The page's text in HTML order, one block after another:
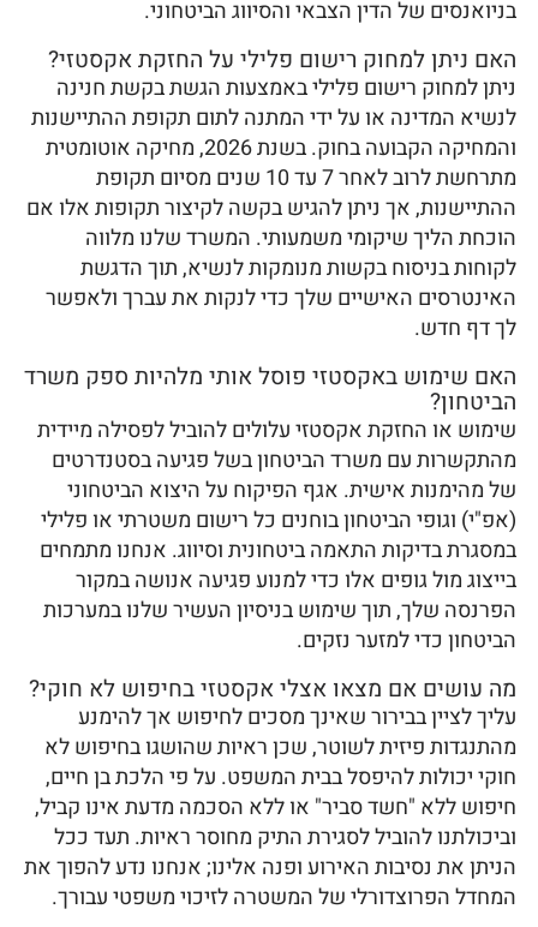
בניואנסים של הדין הצבאי והסיווג הביטחוני.
האם ניתן למחוק רישום פלילי על החזקת אקסטזי?
ניתן למחוק רישום פלילי באמצעות הגשת בקשת חנינה
לנשיא המדינה או על ידי המתנה לתום תקופת ההתיישנות
והמחיקה הקבועה בחוק. בשנת 2026, מחיקה אוטומטית
מתרחשת לרוב לאחר 7 עד 10 שנים מסיום תקופת
ההתיישנות, אך ניתן להגיש בקשה לקיצור תקופות אלו אם
הוכחת הליך שיקומי משמעותי. המשרד שלנו מלווה
לקוחות בניסוח בקשות מנומקות לנשיא, תוך הדגשת
האינטרסים האישיים שלך כדי לנקות את עברך ולאפשר
לך דף חדש.
האם שימוש באקסטזי פוסל אותי מלהיות ספק משרד
הביטחון?
שימוש או החזקת אקסטזי עלולים להוביל לפסילה מיידית
מהתקשרות עם משרד הביטחון בשל פגיעה בסטנדרטים
של מהימנות אישית. אגף הפיקוח על היצוא הביטחוני
(אפ"י) וגופי הביטחון בוחנים כל רישום משטרתי או פלילי
במסגרת בדיקות התאמה ביטחונית וסיווג. אנחנו מתמחים
בייצוג מול גופים אלו כדי למנוע פגיעה אנושה במקור
הפרנסה שלך, תוך שימוש בניסיון העשיר שלנו במערכות
הביטחון כדי למזער נזקים.
מה עושים אם מצאו אצלי אקסטזי בחיפוש לא חוקי?
עליך לציין בבירור שאינך מסכים לחיפוש אך להימנע
מהתנגדות פיזית לשוטר, שכן ראיות שהושגו בחיפוש לא
חוקי יכולות להיפסל בבית המשפט. על פי הלכת בן חיים,
חיפוש ללא "חשד סביר" או ללא הסכמה מדעת אינו קביל,
וביכולתנו להוביל לסגירת התיק מחוסר ראיות. תעד ככל
הניתן את נסיבות האירוע ופנה אלינו; אנחנו נדע להפוך את
המחדל הפרוצדורלי של המשטרה לזיכוי משפטי עבורך.